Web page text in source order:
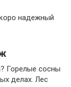
надежный
Горелые сосны
делах. Лес